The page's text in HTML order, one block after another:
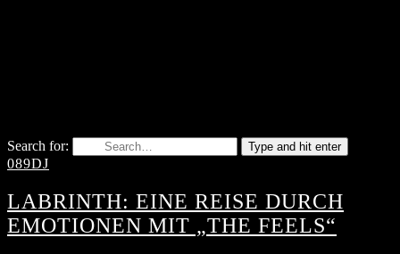
Search for: Type and hit enter
089DJ
LABRINTH: EINE REISE DURCH
EMOTIONEN MIT „THE FEELS“